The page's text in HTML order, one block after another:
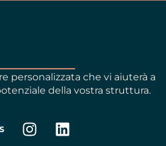
personalizzata che vi aiuterà a
della vostra struttura.
I
n
L
i